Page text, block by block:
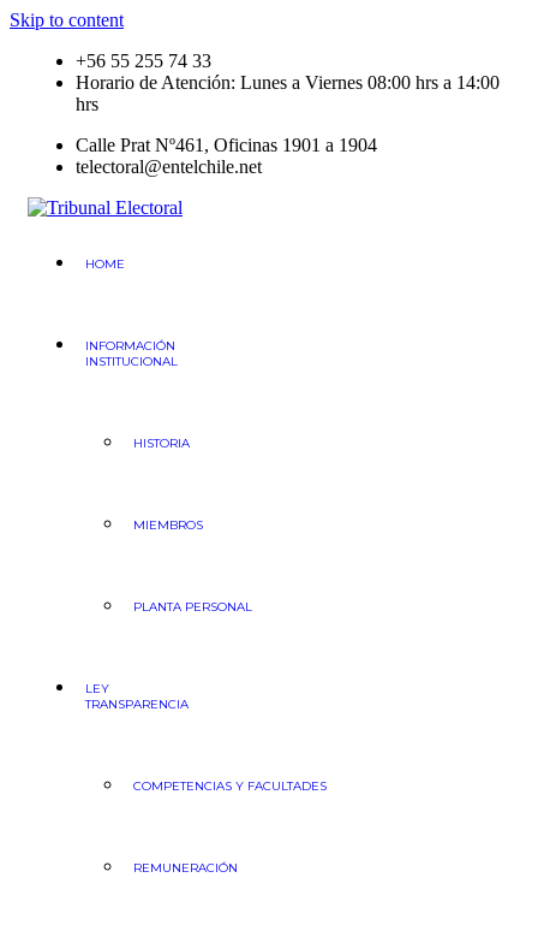
Skip to content
+56 55 255 74 33
Horario de Atención: Lunes a Viernes 08:00 hrs a 14:00
hrs
Calle Prat Nº461, Oficinas 1901 a 1904
telectoral@entelchile.net
HOME
INFORMACIÓN
INSTITUCIONAL
HISTORIA
MIEMBROS
PLANTA PERSONAL
LEY
TRANSPARENCIA
COMPETENCIAS Y FACULTADES
REMUNERACIÓN